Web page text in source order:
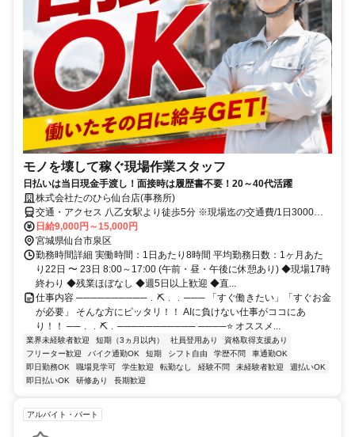
モノを壊して稼ぐ現場作業スタッフ
日払いは当日現金手渡し！面接時は履歴書不要！20～40代活躍
株式会社たのひら仙台店(事務所)
交通・アクセス 八乙女駅より徒歩5分 ※現場迄の交通費/1日3000円
迄支給
日給9,000円～15,000円
宮城県仙台市泉区
勤務時間詳細 実働時間：1日あたり8時間 平均勤務日数：1ヶ月あた
り22日 〜 23日 8:00～17:00 (午前・昼・午後に休憩あり) ◆現場17時
終わり ◆残業ほぼなし ◆週5日以上歓迎 ◆直...
仕事内容 ──────────﹒⛏﹒﹒─── 「すぐ働きたい」「すぐお金
が必要」 そんな方にピッタリ！！ AIに負けない仕事がココにあ
り！！ ──﹒﹒⛏﹒─────────── ────⭐ オススメ...
業界未経験者歓迎 短期（3ヵ月以内） 社員登用あり
資格取得支援あり
フリーター歓迎
バイク通勤OK 短期 シフト自由 学歴不問
車通勤OK
即日勤務OK
職場見学可 学生歓迎 転勤なし 経験不問 未経験者歓迎
週払いOK
即日払いOK
研修あり 長期歓迎
アルバイト・パート